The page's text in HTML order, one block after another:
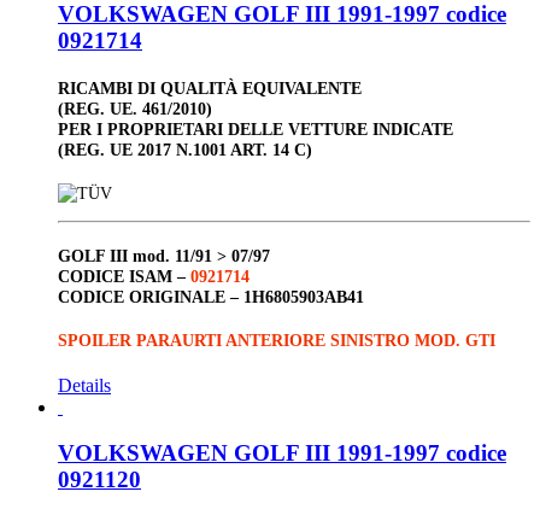
VOLKSWAGEN GOLF III 1991-1997 codice
0921714
RICAMBI DI QUALITÀ EQUIVALENTE
(REG. UE. 461/2010)
PER I PROPRIETARI DELLE VETTURE INDICATE
(REG. UE 2017 N.1001 ART. 14 C)
GOLF III mod. 11/91 > 07/97
CODICE ISAM – 0921714
CODICE ORIGINALE – 1H6805903AB41
SPOILER PARAURTI ANTERIORE SINISTRO MOD. GTI
Details
VOLKSWAGEN GOLF III 1991-1997 codice
0921120